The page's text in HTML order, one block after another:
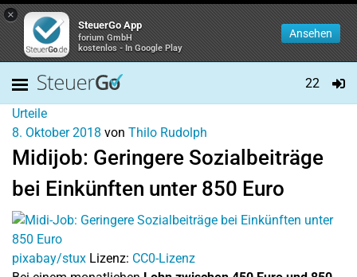
×
SteuerGo App
forium GmbH
kostenlos - In Google Play
Ansehen
22
Urteile
8. Oktober 2018 von Thilo Rudolph
Midijob: Geringere Sozialbeiträge
bei Einkünften unter 850 Euro
pixabay/stux Lizenz: CC0-Lizenz